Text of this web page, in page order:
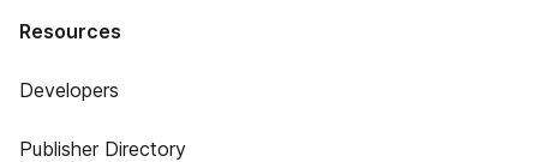
Resources
Developers
Publisher Directory